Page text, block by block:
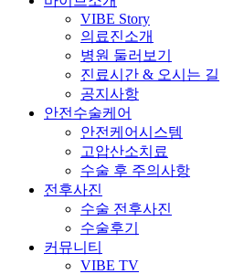
VIBE Story
의료진소개
병원 둘러보기
진료시간 & 오시는 길
공지사항
안전수술케어
안전케어시스템
고압산소치료
수술 후 주의사항
전후사진
수술 전후사진
수술후기
커뮤니티
VIBE TV